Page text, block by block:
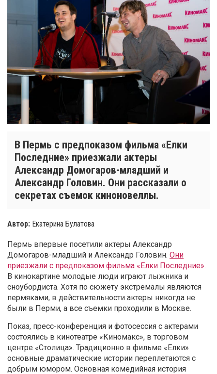
В Пермь с предпоказом фильма «Елки
Последние» приезжали актеры
Александр Домогаров-младший и
Александр Головин. Они рассказали о
секретах съемок киноновеллы.
Автор: Екатерина Булатова
Пермь впервые посетили актеры Александр
Домогаров-младший и Александр Головин. Они
приезжали с предпоказом фильма «Елки Последние».
В кинокартине молодые люди играют лыжника и
сноубордиста. Хотя по сюжету экстремалы являются
пермяками, в действительности актеры никогда не
были в Перми, а все съемки проходили в Москве.
Показ, пресс-конференция и фотосессия с актерами
состоялись в кинотеатре «Киномакс», в торговом
центре «Столица». Традиционно в фильме «Елки»
основные драматические истории переплетаются с
добрым юмором. Основная комедийная история